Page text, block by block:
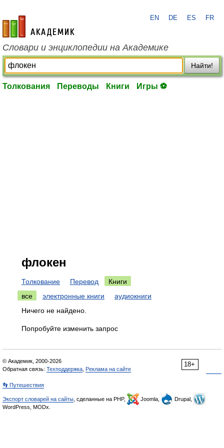
academic.ru
EN DE ES FR
Словари и энциклопедии на Академике
Найти!
Толкования Переводы Книги Игры ⚽
флокен
Толкование Перевод
Книги
все
электронные книги
аудиокниги
Ничего не найдено.
Попробуйте изменить запрос
18+
© Академик, 2000-2026
Обратная связь: Техподдержка Реклама на сайте
👣 Путешествия
Экспорт словарей на сайты , сделанные на PHP, Joomla,
Drupal,
WordPress, MODx.